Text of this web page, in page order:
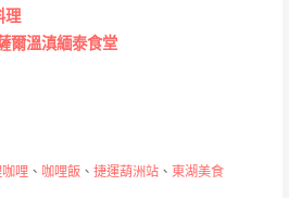
理
爾溫滇緬泰食堂
哩、 咖哩飯、 捷運葫洲站、 東湖美食